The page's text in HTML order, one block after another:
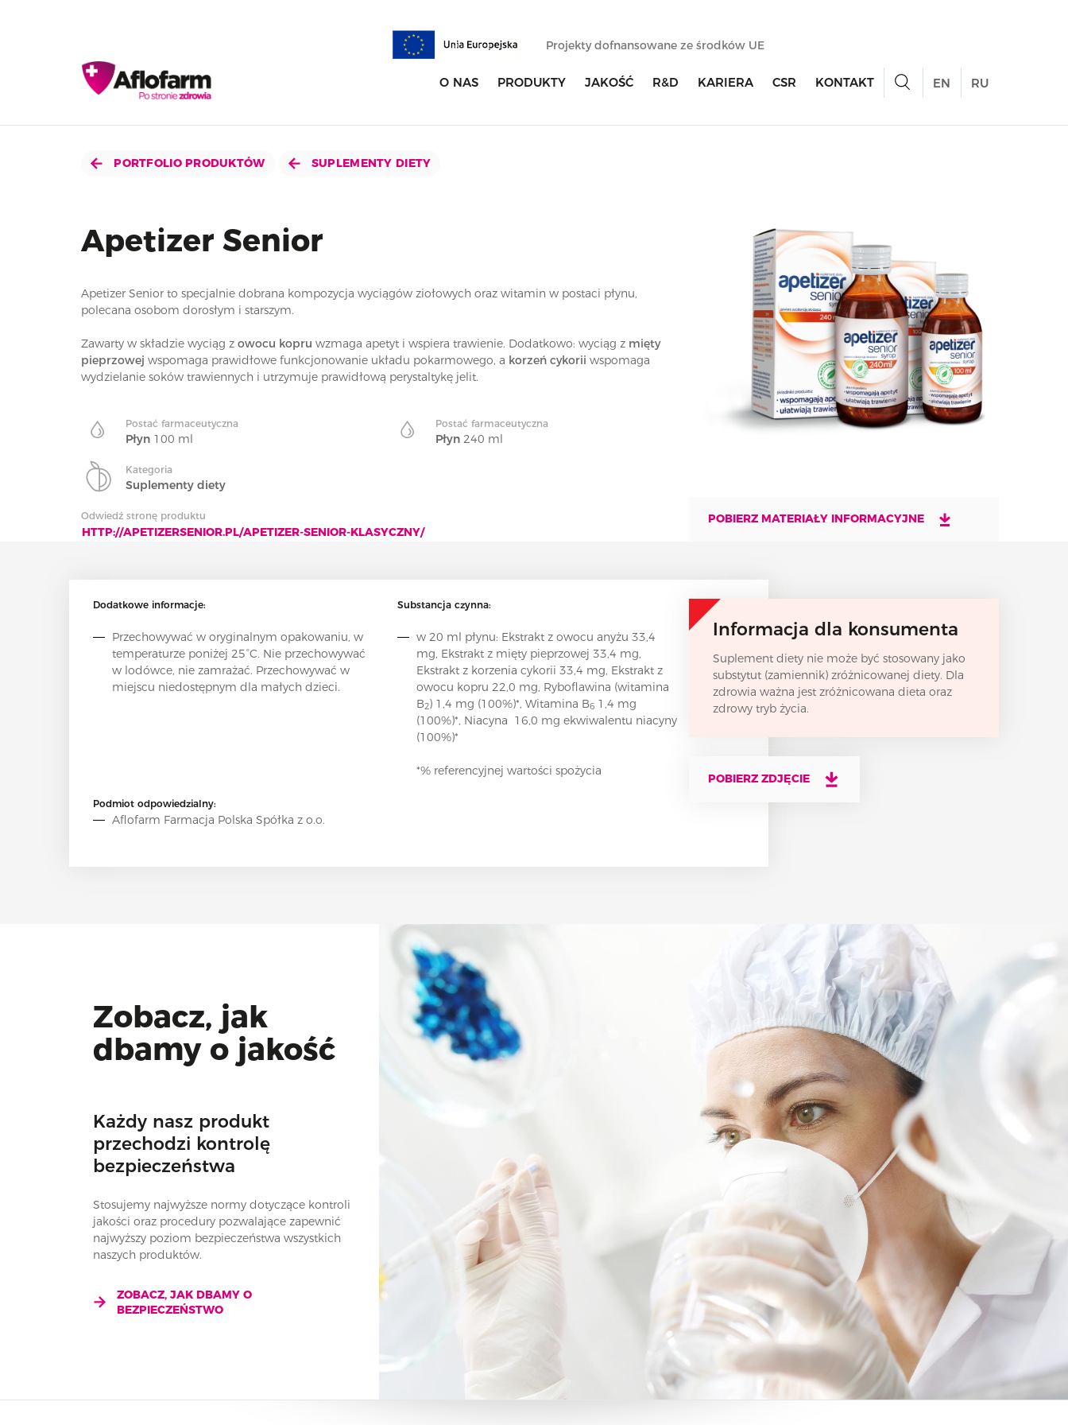
Projekty dofnansowane ze środków UE
O NAS PRODUKTY JAKOŚĆ R&D KARIERA CSR KONTAKT EN RU
PORTFOLIO PRODUKTÓW SUPLEMENTY DIETY
Apetizer Senior
Apetizer Senior to specjalnie dobrana kompozycja wyciągów ziołowych oraz witamin w postaci płynu,
polecana osobom dorosłym i starszym.
Zawarty w składzie wyciąg z owocu kopru wzmaga apetyt i wspiera trawienie. Dodatkowo: wyciąg z mięty
pieprzowej wspomaga prawidłowe funkcjonowanie układu pokarmowego, a korzeń cykorii wspomaga
wydzielanie soków trawiennych i utrzymuje prawidłową perystaltykę jelit.
Postać farmaceutyczna
Płyn 100 ml
Postać farmaceutyczna
Płyn 240 ml
Kategoria
Suplementy diety
Odwiedź stronę produktu
HTTP://APETIZERSENIOR.PL/APETIZER-SENIOR-KLASYCZNY/
POBIERZ MATERIAŁY INFORMACYJNE
Dodatkowe informacje:
Przechowywać w oryginalnym opakowaniu, w
temperaturze poniżej 25°C. Nie przechowywać
w lodówce, nie zamrażać. Przechowywać w
miejscu niedostępnym dla małych dzieci.
Substancja czynna:
w 20 ml płynu: Ekstrakt z owocu anyżu 33,4
mg, Ekstrakt z mięty pieprzowej 33,4 mg,
Ekstrakt z korzenia cykorii 33,4 mg, Ekstrakt z
owocu kopru 22,0 mg, Ryboflawina (witamina
B2) 1,4 mg (100%)*, Witamina B61,4 mg
(100%)*, Niacyna 16,0 mg ekwiwalentu niacyny
(100%)*
*% referencyjnej wartości spożycia
Podmiot odpowiedzialny:
Aflofarm Farmacja Polska Spółka z o.o.
Informacja dla konsumenta
Suplement diety nie może być stosowany jako
substytut (zamiennik) zróżnicowanej diety. Dla
zdrowia ważna jest zróżnicowana dieta oraz
zdrowy tryb życia.
POBIERZ ZDJĘCIE
Zobacz, jak
dbamy o jakość
Każdy nasz produkt
przechodzi kontrolę
bezpieczeństwa
Stosujemy najwyższe normy dotyczące kontroli
jakości oraz procedury pozwalające zapewnić
najwyższy poziom bezpieczeństwa wszystkich
naszych produktów.
ZOBACZ, JAK DBAMY O
BEZPIECZEŃSTWO